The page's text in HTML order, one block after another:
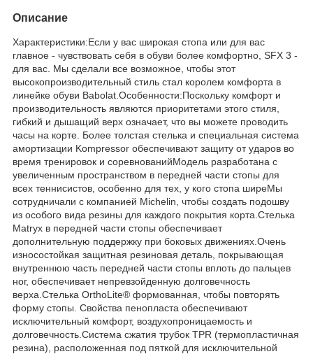
Описание
Характеристики:Если у вас широкая стопа или для вас
главное - чувствовать себя в обуви более комфортно, SFX 3 -
для вас. Мы сделали все возможное, чтобы этот
высокопроизводительный стиль стал королем комфорта в
линейке обуви Babolat.Особенности:Поскольку комфорт и
производительность являются приоритетами этого стиля,
гибкий и дышащий верх означает, что вы можете проводить
часы на корте. Более толстая стелька и специальная система
амортизации Kompressor обеспечивают защиту от ударов во
время тренировок и соревнованийМодель разработана с
увеличенным пространством в передней части стопы для
всех теннисистов, особенно для тех, у кого стопа ширеМы
сотрудничали с компанией Michelin, чтобы создать подошву
из особого вида резины для каждого покрытия корта.Стелька
Matryx в передней части стопы обеспечивает
дополнительную поддержку при боковых движениях.Очень
износостойкая защитная резиновая деталь, покрывающая
внутреннюю часть передней части стопы вплоть до пальцев
ног, обеспечивает непревзойденную долговечность
верха.Стелька OrthoLite® формованная, чтобы повторять
форму стопы. Свойства пенопласта обеспечивают
исключительный комфорт, воздухопроницаемость и
долговечность.Система сжатия трубок TPR (термопластичная
резина), расположенная под пяткой для исключительной